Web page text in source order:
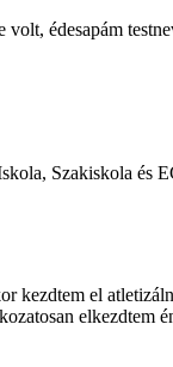
édesapám
Szakiskola és
kezdtem el
elkezdtem